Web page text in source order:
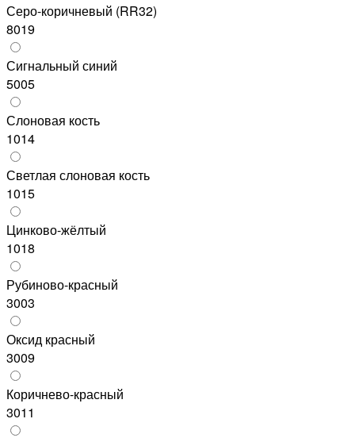
Серо-коричневый (RR32)
8019
Сигнальный синий
5005
Слоновая кость
1014
Светлая слоновая кость
1015
Цинково-жёлтый
1018
Рубиново-красный
3003
Оксид красный
3009
Коричнево-красный
3011